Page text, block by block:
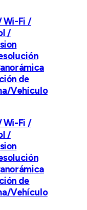
Wi-Fi /
/
de
Vehículo
Wi-Fi /
/
de
Vehículo